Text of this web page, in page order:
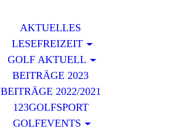
AKTUELLES
LESEFREIZEIT
GOLF AKTUELL
BEITRÄGE 2023
BEITRÄGE 2022/2021
123GOLFSPORT
GOLFEVENTS